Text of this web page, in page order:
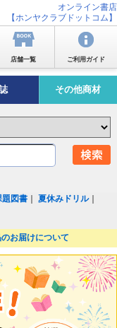
オンライン書店
【ホンヤクラブドットコム】
店舗一覧 ご利用ガイド
その他商材
題図書 ｜夏休みドリル｜
お届けについて